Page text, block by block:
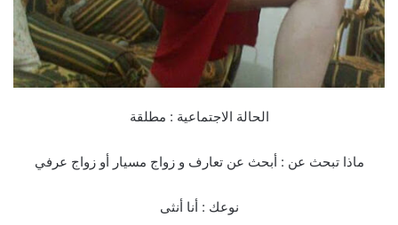
الحالة الاجتماعية : مطلقة
ماذا تبحث عن : أبحث عن تعارف و زواج مسيار أو زواج عرفي
نوعك : أنا أنثى